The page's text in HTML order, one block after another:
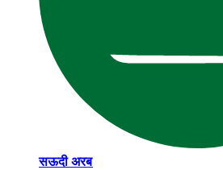
सऊदी अरब​​